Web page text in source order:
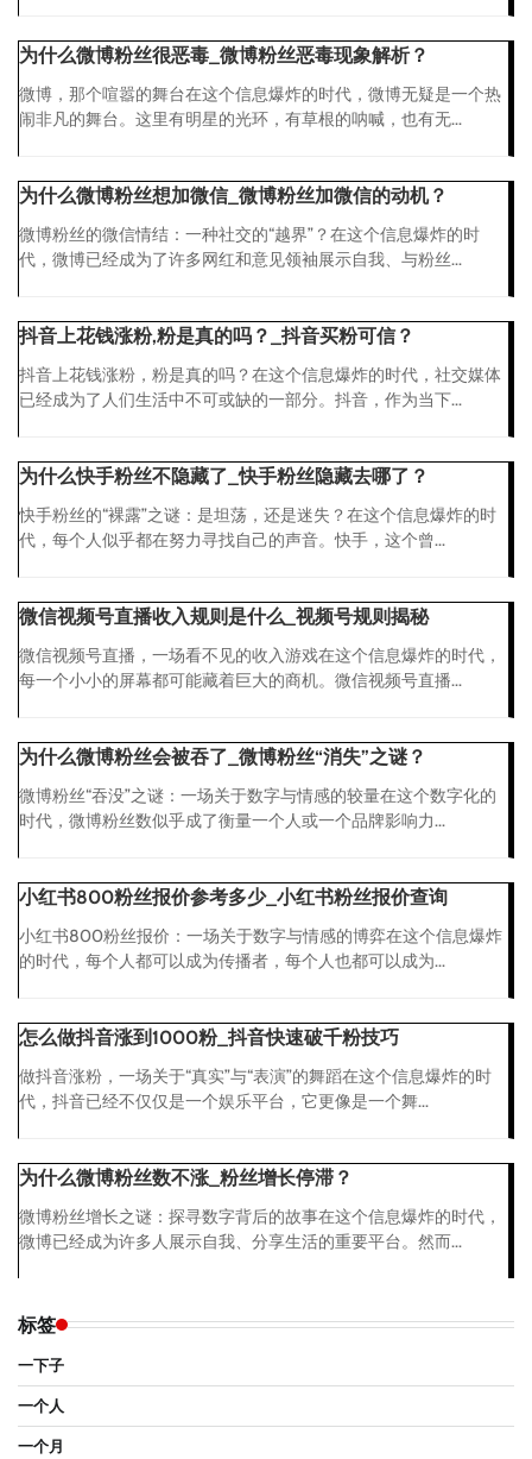
为什么微博粉丝很恶毒_微博粉丝恶毒现象解析？
微博，那个喧嚣的舞台在这个信息爆炸的时代，微博无疑是一个热
闹非凡的舞台。这里有明星的光环，有草根的呐喊，也有无...
为什么微博粉丝想加微信_微博粉丝加微信的动机？
微博粉丝的微信情结：一种社交的“越界”？在这个信息爆炸的时
代，微博已经成为了许多网红和意见领袖展示自我、与粉丝...
抖音上花钱涨粉,粉是真的吗？_抖音买粉可信？
抖音上花钱涨粉，粉是真的吗？在这个信息爆炸的时代，社交媒体
已经成为了人们生活中不可或缺的一部分。抖音，作为当下...
为什么快手粉丝不隐藏了_快手粉丝隐藏去哪了？
快手粉丝的“裸露”之谜：是坦荡，还是迷失？在这个信息爆炸的时
代，每个人似乎都在努力寻找自己的声音。快手，这个曾...
微信视频号直播收入规则是什么_视频号规则揭秘
微信视频号直播，一场看不见的收入游戏在这个信息爆炸的时代，
每一个小小的屏幕都可能藏着巨大的商机。微信视频号直播...
为什么微博粉丝会被吞了_微博粉丝“消失”之谜？
微博粉丝“吞没”之谜：一场关于数字与情感的较量在这个数字化的
时代，微博粉丝数似乎成了衡量一个人或一个品牌影响力...
小红书800粉丝报价参考多少_小红书粉丝报价查询
小红书800粉丝报价：一场关于数字与情感的博弈在这个信息爆炸
的时代，每个人都可以成为传播者，每个人也都可以成为...
怎么做抖音涨到1000粉_抖音快速破千粉技巧
做抖音涨粉，一场关于“真实”与“表演”的舞蹈在这个信息爆炸的时
代，抖音已经不仅仅是一个娱乐平台，它更像是一个舞...
为什么微博粉丝数不涨_粉丝增长停滞？
微博粉丝增长之谜：探寻数字背后的故事在这个信息爆炸的时代，
微博已经成为许多人展示自我、分享生活的重要平台。然而...
标签
一下子
一个人
一个月